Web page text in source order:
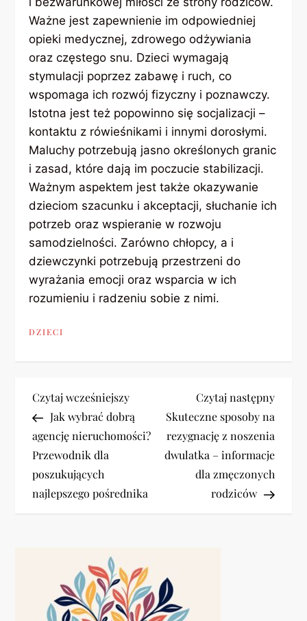
Ważne jest zapewnienie im odpowiedniej
opieki medycznej, zdrowego odżywiania
oraz częstego snu. Dzieci wymagają
stymulacji poprzez zabawę i ruch, co
wspomaga ich rozwój fizyczny i poznawczy.
Istotna jest też popowinno się socjalizacji –
kontaktu z rówieśnikami i innymi dorosłymi.
Maluchy potrzebują jasno określonych granic
i zasad, które dają im poczucie stabilizacji.
Ważnym aspektem jest także okazywanie
dzieciom szacunku i akceptacji, słuchanie ich
potrzeb oraz wspieranie w rozwoju
samodzielności. Zarówno chłopcy, a i
dziewczynki potrzebują przestrzeni do
wyrażania emocji oraz wsparcia w ich
rozumieniu i radzeniu sobie z nimi.
DZIECI
N
a
w
i
Previous
Post
Czytaj wcześniejszy
Jak wybrać dobrą
agencję nieruchomości?
Przewodnik dla
poszukujących
najlepszego pośrednika
Next
Post
Czytaj następny
Skuteczne sposoby na
rezygnację z noszenia
dwulatka – informacje
dla zmęczonych
rodziców